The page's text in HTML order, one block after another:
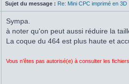
Sujet du message : Re: Mini CPC imprimé en 3D
Sympa.
à noter qu'on peut aussi réduire la
La coque du 464 est plus haute et
Vous n’êtes pas autorisé(e) à consulter les